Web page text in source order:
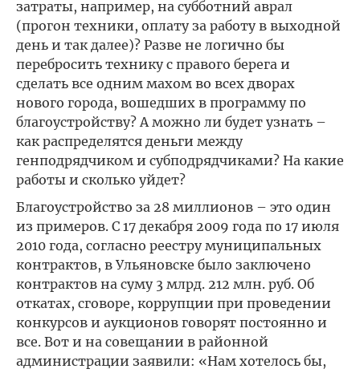
затраты, например, на субботний аврал
(прогон техники, оплату за работу в выходной
день и так далее)? Разве не логично бы
перебросить технику с правого берега и
сделать все одним махом во всех дворах
нового города, вошедших в программу по
благоустройству? А можно ли будет узнать –
как распределятся деньги между
генподрядчиком и субподрядчиками? На какие
работы и сколько уйдет?
Благоустройство за 28 миллионов – это один
из примеров. С 17 декабря 2009 года по 17 июля
2010 года, согласно реестру муниципальных
контрактов, в Ульяновске было заключено
контрактов на суму 3 млрд. 212 млн. руб. Об
откатах, сговоре, коррупции при проведении
конкурсов и аукционов говорят постоянно и
все. Вот и на совещании в районной
администрации заявили: «Нам хотелось бы,